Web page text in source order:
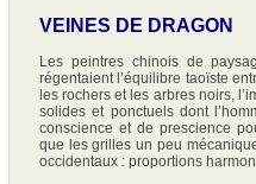
VEINES DE DRAGON
Les peintres chinois de
régentaient l’équilibre taoïste
les rochers et les arbres noirs,
solides et ponctuels dont
conscience et de prescience
que les grilles un peu
occidentaux : proportions